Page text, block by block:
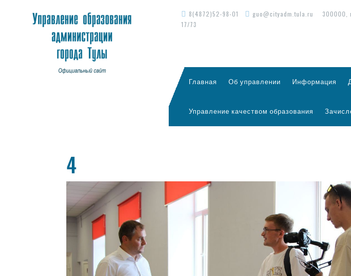
8(4872)52-98-01 guo@cityadm.tula.ru
300000,
17/73
Главная Об управлении Информация
Управление качеством образования
4